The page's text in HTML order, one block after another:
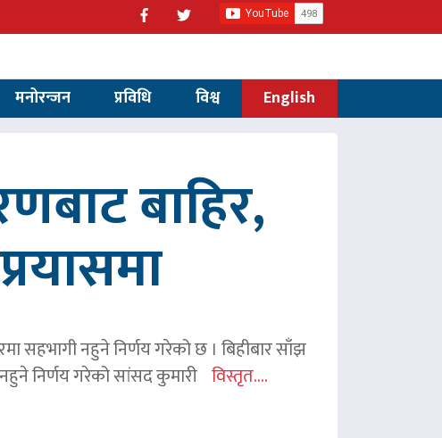
मनोरन्जन प्रविधि विश्व English
बाहिर,
सहभागी नहुने निर्णय गरेको छ । बिहीबार साँझ
निर्णय गरेको सांसद कुमारी विस्तृत....